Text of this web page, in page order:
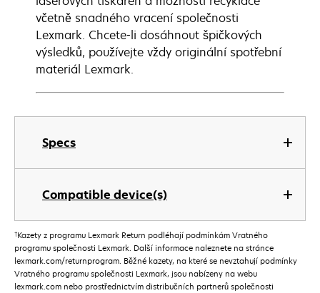
Specs
Compatible device(s)
včetně snadného vracení společnosti
Lexmark. Chcete-li dosáhnout špičkových
výsledků, používejte vždy originální spotřební
materiál Lexmark.
†Kazety z programu Lexmark Return podléhají podmínkám Vratného
programu společnosti Lexmark. Další informace naleznete na stránce
lexmark.com/returnprogram. Běžné kazety, na které se nevztahují podmínky
Vratného programu společnosti Lexmark, jsou nabízeny na webu
lexmark.com nebo prostřednictvím distribučních partnerů společnosti